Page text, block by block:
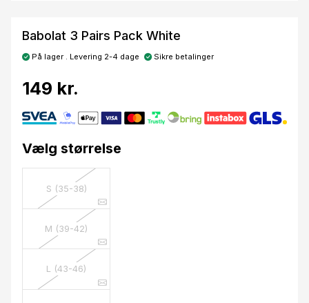
Babolat 3 Pairs Pack White
På lager . Levering 2-4 dage Sikre betalinger
149 kr.
Vælg størrelse
S (35-38)
M (39-42)
L (43-46)